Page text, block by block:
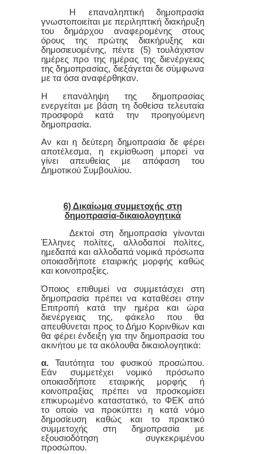
Η επαναληπτική δημοπρασία
γνωστοποιείται με περιληπτική διακήρυξη
του δημάρχου αναφερομένης στους
όρους της πρώτης διακήρυξης και
δημοσιευομένης, πέντε (5) τουλάχιστον
ημέρες προ της ημέρας της διενέργειας
της δημοπρασίας, διεξάγεται δε σύμφωνα
με τα όσα αναφέρθηκαν.
Η επανάληψη της δημοπρασίας
ενεργείται με βάση τη δοθείσα τελευταία
προσφορά κατά την προηγούμενη
δημοπρασία.
Αν και η δεύτερη δημοπρασία δε φέρει
αποτέλεσμα, η εκμίσθωση μπορεί να
γίνει απευθείας με απόφαση του
Δημοτικού Συμβουλίου.
6) Δικαίωμα συμμετοχής στη
δημοπρασία-δικαιολογητικά
Δεκτοί στη δημοπρασία γίνονται
Έλληνες πολίτες, αλλοδαποί πολίτες,
ημεδαπά και αλλοδαπά νομικά πρόσωπα
οποιασδήποτε εταιρικής μορφής καθώς
και κοινοπραξίες.
Όποιος επιθυμεί να συμμετάσχει στη
δημοπρασία πρέπει να καταθέσει στην
Επιτροπή κατά την ημέρα και ώρα
διενέργειας της, φάκελο που θα
απευθύνεται προς το Δήμο Κορινθίων και
θα φέρει ένδειξη για την δημοπρασία του
ακινήτου με τα ακόλουθα δικαιολογητικά:
α. Ταυτότητα του φυσικού προσώπου.
Εάν συμμετέχει νομικό πρόσωπο
οποιασδήποτε εταιρικής μορφής ή
κοινοπραξίας πρέπει να προσκομίσει
επικυρωμένο καταστατικό, το ΦΕΚ από
το οποίο να προκύπτει η κατά νόμο
δημοσίευση καθώς και το πρακτικό
συμμετοχής στη δημοπρασία με
εξουσιοδότηση συγκεκριμένου
προσώπου.